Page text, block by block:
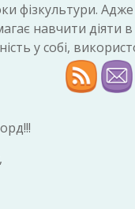
фізкультури.
навчити діяти в
у собі,